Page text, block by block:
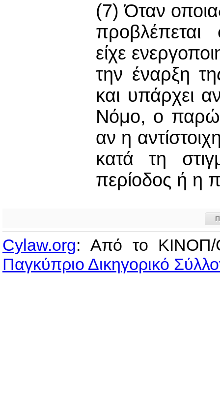
(7) Όταν
προβλέπεται
είχε
την έναρξη
και υπάρχει
Νόμο, ο
αν η
κατά τη
περίοδος ή η
Cylaw.org: Από το
Παγκύπριο Δικηγορικό